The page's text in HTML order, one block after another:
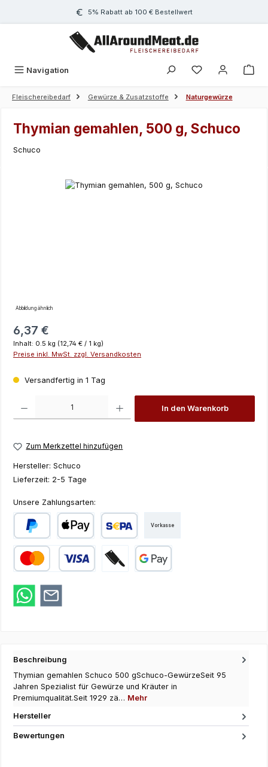
Zum Hauptinhalt springen5% Rabatt ab 100 € Bestellwert
Navigation
Fleischereibedarf Gewürze & Zusatzstoffe Naturgewürze
Thymian gemahlen, 500 g, Schuco
Schuco
Bildergalerie überspringen
Abbildung ähnlich
Regulärer Preis:
6,37 €
Inhalt: 0.5 kg (12,74 € / 1 kg)
Preise inkl. MwSt. zzgl. Versandkosten
Versandfertig in 1 Tag
In den Warenkorb
Zum Merkzettel hinzufügen
Hersteller: Schuco
Lieferzeit: 2-5 Tage
Unsere Zahlungsarten:
PayPal Apple Pay SEPA Lastschrift
Vorkasse
Beschreibung
Thymian gemahlen Schuco 500 gSchuco-GewürzeSeit 95
Jahren Spezialist für Gewürze und Kräuter in
Premiumqualität.Seit 1929 zä… Mehr
Hersteller
Bewertungen